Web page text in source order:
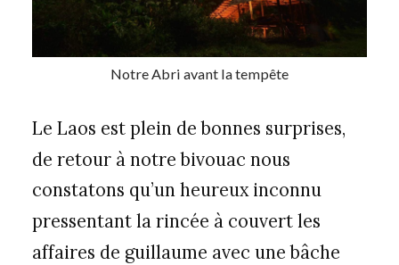
Notre Abri avant la tempête
Le Laos est plein de bonnes surprises,
de retour à notre bivouac nous
constatons qu’un heureux inconnu
pressentant la rincée à couvert les
affaires de guillaume avec une bâche